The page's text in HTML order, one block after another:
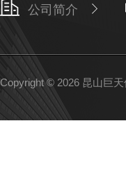
公司简介
Copyright © 2026 昆山巨